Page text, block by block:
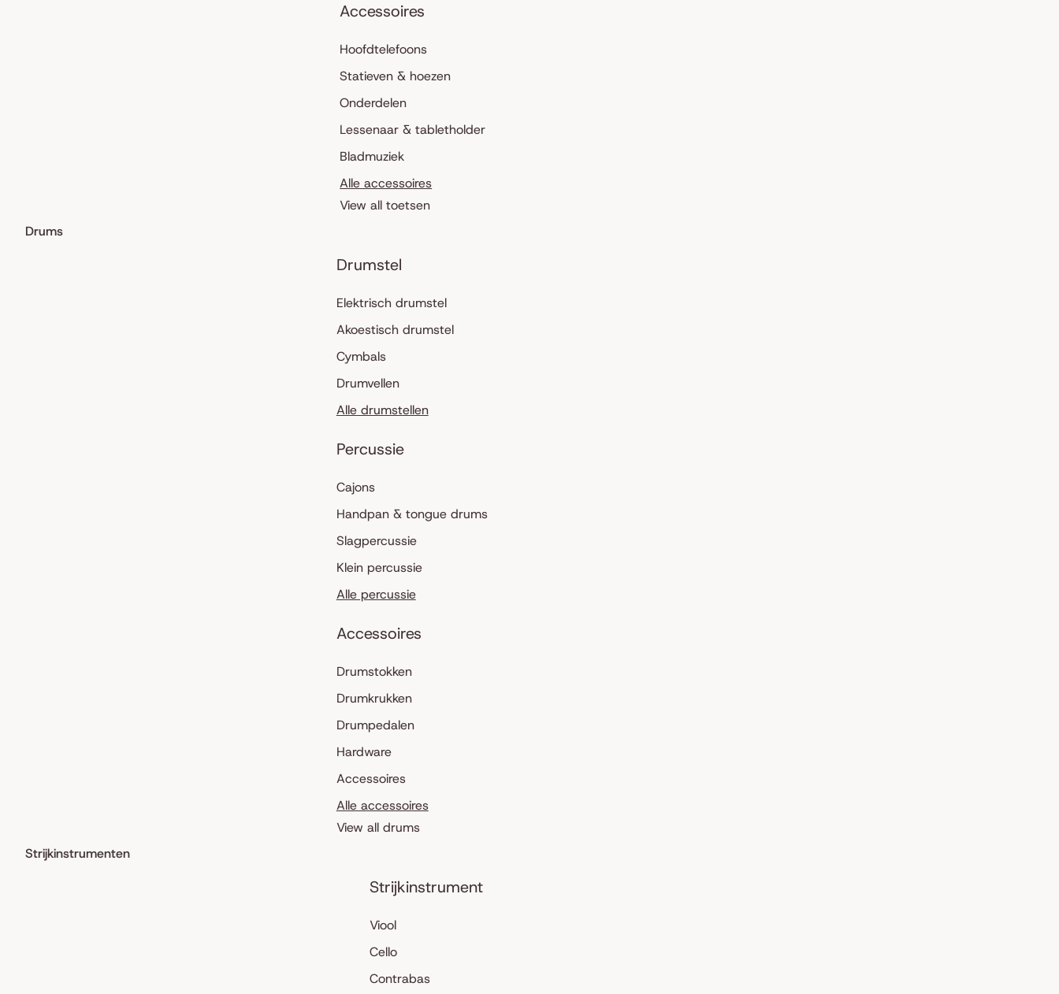
Accessoires
Hoofdtelefoons
Statieven & hoezen
Onderdelen
Lessenaar & tabletholder
Bladmuziek
Alle accessoires
View all toetsen
Drums
Drumstel
Elektrisch drumstel
Akoestisch drumstel
Cymbals
Drumvellen
Alle drumstellen
Percussie
Cajons
Handpan & tongue drums
Slagpercussie
Klein percussie
Alle percussie
Accessoires
Drumstokken
Drumkrukken
Drumpedalen
Hardware
Accessoires
Alle accessoires
View all drums
Strijkinstrumenten
Strijkinstrument
Viool
Cello
Contrabas